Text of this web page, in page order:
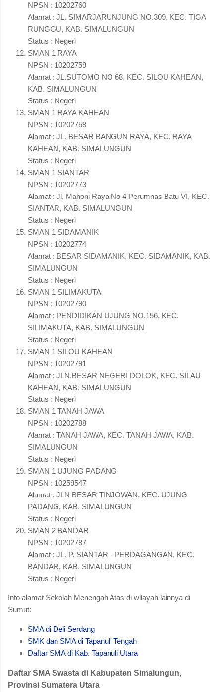
NPSN : 10202760
Alamat : JL. SIMARJARUNJUNG NO.309, KEC. TIGA
RUNGGU, KAB. SIMALUNGUN
Status : Negeri
SMAN 1 RAYA
NPSN : 10202759
Alamat : JL.SUTOMO NO 68, KEC. SILOU KAHEAN,
KAB. SIMALUNGUN
Status : Negeri
SMAN 1 RAYA KAHEAN
NPSN : 10202758
Alamat : JL. BESAR BANGUN RAYA, KEC. RAYA
KAHEAN, KAB. SIMALUNGUN
Status : Negeri
SMAN 1 SIANTAR
NPSN : 10202773
Alamat : Jl. Mahoni Raya No 4 Perumnas Batu VI, KEC.
SIANTAR, KAB. SIMALUNGUN
Status : Negeri
SMAN 1 SIDAMANIK
NPSN : 10202774
Alamat : BESAR SIDAMANIK, KEC. SIDAMANIK, KAB.
SIMALUNGUN
Status : Negeri
SMAN 1 SILIMAKUTA
NPSN : 10202790
Alamat : PENDIDIKAN UJUNG NO.156, KEC.
SILIMAKUTA, KAB. SIMALUNGUN
Status : Negeri
SMAN 1 SILOU KAHEAN
NPSN : 10202791
Alamat : JLN.BESAR NEGERI DOLOK, KEC. SILAU
KAHEAN, KAB. SIMALUNGUN
Status : Negeri
SMAN 1 TANAH JAWA
NPSN : 10202788
Alamat : TANAH JAWA, KEC. TANAH JAWA, KAB.
SIMALUNGUN
Status : Negeri
SMAN 1 UJUNG PADANG
NPSN : 10259547
Alamat : JLN BESAR TINJOWAN, KEC. UJUNG
PADANG, KAB. SIMALUNGUN
Status : Negeri
SMAN 2 BANDAR
NPSN : 10202787
Alamat : JL. P. SIANTAR - PERDAGANGAN, KEC.
BANDAR, KAB. SIMALUNGUN
Status : Negeri
Info alamat Sekolah Menengah Atas di wilayah lainnya di
Sumut:
SMA di Deli Serdang
SMK dan SMA di Tapanuli Tengah
Daftar SMA di Kab. Tapanuli Utara
Daftar SMA Swasta di Kabupaten Simalungun,
Provinsi Sumatera Utara